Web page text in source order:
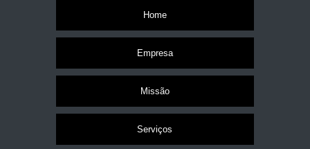
Home
Empresa
Missão
Serviços